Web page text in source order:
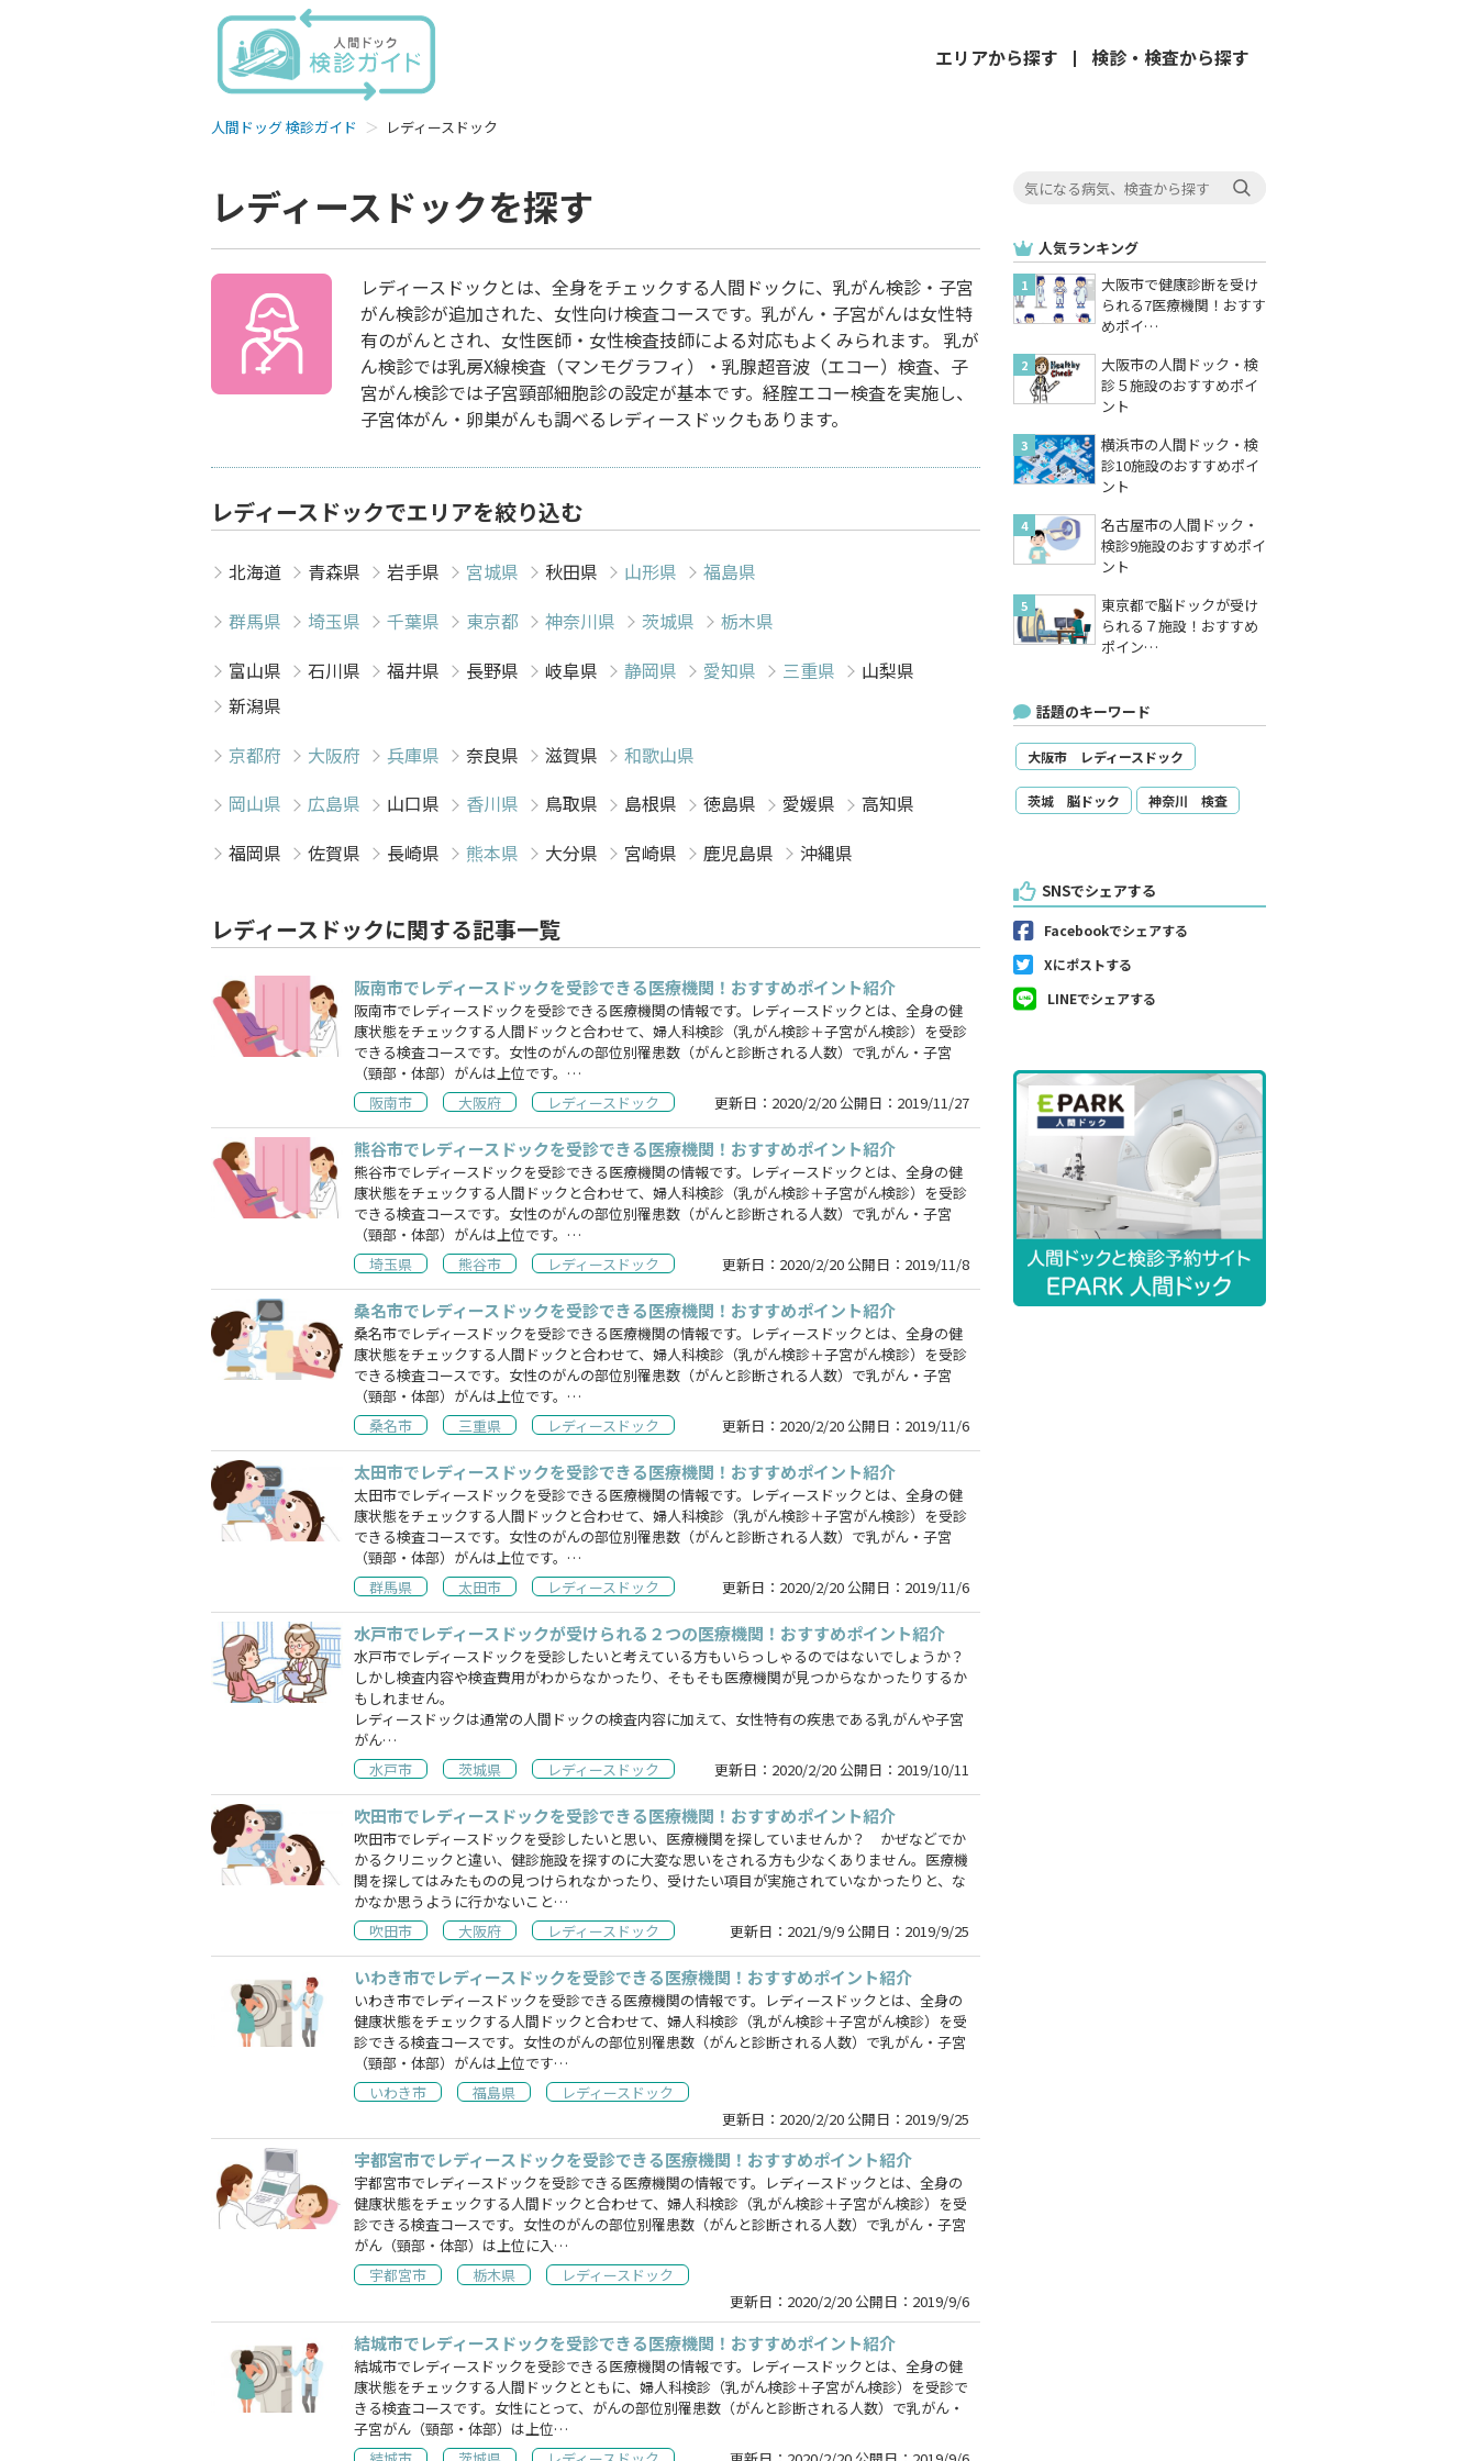
エリアから探す 検診・検査から探す
人間ドッグ 検診ガイド レディースドック
レディースドックを探す
レディースドックとは、全身をチェックする人間ドックに、乳がん検診・子宮
がん検診が追加された、女性向け検査コースです。乳がん・子宮がんは女性特
有のがんとされ、女性医師・女性検査技師による対応もよくみられます。 乳が
ん検診では乳房X線検査（マンモグラフィ）・乳腺超音波（エコー）検査、子
宮がん検診では子宮頸部細胞診の設定が基本です。経腟エコー検査を実施し、
子宮体がん・卵巣がんも調べるレディースドックもあります。
レディースドックでエリアを絞り込む
北海道 青森県 岩手県 宮城県 秋田県 山形県
福島県
群馬県
埼玉県 千葉県 東京都 神奈川県 茨城県
栃木県
富山県
石川県 福井県 長野県 岐阜県 静岡県 愛知県 三重県
山梨県
新潟県
京都府
大阪府 兵庫県 奈良県 滋賀県
和歌山県
岡山県
広島県 山口県 香川県 鳥取県 島根県 徳島県 愛媛県
高知県
福岡県
佐賀県 長崎県 熊本県 大分県 宮崎県 鹿児島県 沖縄県
レディースドックに関する記事一覧
阪南市でレディースドックを受診できる医療機関！おすすめポイント紹介
阪南市でレディースドックを受診できる医療機関の情報です。レディースドックとは、全身の健
康状態をチェックする人間ドックと合わせて、婦人科検診（乳がん検診＋子宮がん検診）を受診
できる検査コースです。女性のがんの部位別罹患数（がんと診断される人数）で乳がん・子宮
（頸部・体部）がんは上位です。…
阪南市
大阪府 レディースドック 更新日： 2020/2/20 公開日： 2019/11/27
熊谷市でレディースドックを受診できる医療機関！おすすめポイント紹介
熊谷市でレディースドックを受診できる医療機関の情報です。レディースドックとは、全身の健
康状態をチェックする人間ドックと合わせて、婦人科検診（乳がん検診＋子宮がん検診）を受診
できる検査コースです。女性のがんの部位別罹患数（がんと診断される人数）で乳がん・子宮
（頸部・体部）がんは上位です。…
埼玉県
熊谷市 レディースドック 更新日： 2020/2/20 公開日： 2019/11/8
桑名市でレディースドックを受診できる医療機関！おすすめポイント紹介
桑名市でレディースドックを受診できる医療機関の情報です。レディースドックとは、全身の健
康状態をチェックする人間ドックと合わせて、婦人科検診（乳がん検診＋子宮がん検診）を受診
できる検査コースです。女性のがんの部位別罹患数（がんと診断される人数）で乳がん・子宮
（頸部・体部）がんは上位です。…
桑名市
三重県 レディースドック 更新日： 2020/2/20 公開日： 2019/11/6
太田市でレディースドックを受診できる医療機関！おすすめポイント紹介
太田市でレディースドックを受診できる医療機関の情報です。レディースドックとは、全身の健
康状態をチェックする人間ドックと合わせて、婦人科検診（乳がん検診＋子宮がん検診）を受診
できる検査コースです。女性のがんの部位別罹患数（がんと診断される人数）で乳がん・子宮
（頸部・体部）がんは上位です。…
群馬県
太田市 レディースドック 更新日： 2020/2/20 公開日： 2019/11/6
水戸市でレディースドックが受けられる２つの医療機関！おすすめポイント紹介
水戸市でレディースドックを受診したいと考えている方もいらっしゃるのではないでしょうか？
しかし検査内容や検査費用がわからなかったり、そもそも医療機関が見つからなかったりするか
もしれません。
レディースドックは通常の人間ドックの検査内容に加えて、女性特有の疾患である乳がんや子宮
がん…
水戸市
茨城県 レディースドック 更新日： 2020/2/20 公開日： 2019/10/11
吹田市でレディースドックを受診できる医療機関！おすすめポイント紹介
吹田市でレディースドックを受診したいと思い、医療機関を探していませんか？ かぜなどでか
かるクリニックと違い、健診施設を探すのに大変な思いをされる方も少なくありません。医療機
関を探してはみたものの見つけられなかったり、受けたい項目が実施されていなかったりと、な
かなか思うように行かないこと…
吹田市
大阪府 レディースドック 更新日： 2021/9/9 公開日： 2019/9/25
いわき市でレディースドックを受診できる医療機関！おすすめポイント紹介
いわき市でレディースドックを受診できる医療機関の情報です。レディースドックとは、全身の
健康状態をチェックする人間ドックと合わせて、婦人科検診（乳がん検診＋子宮がん検診）を受
診できる検査コースです。女性のがんの部位別罹患数（がんと診断される人数）で乳がん・子宮
（頸部・体部）がんは上位です…
いわき市
福島県
レディースドック
更新日： 2020/2/20 公開日： 2019/9/25
宇都宮市でレディースドックを受診できる医療機関！おすすめポイント紹介
宇都宮市でレディースドックを受診できる医療機関の情報です。レディースドックとは、全身の
健康状態をチェックする人間ドックと合わせて、婦人科検診（乳がん検診＋子宮がん検診）を受
診できる検査コースです。女性のがんの部位別罹患数（がんと診断される人数）で乳がん・子宮
がん（頸部・体部）は上位に入…
宇都宮市
栃木県
レディースドック
更新日： 2020/2/20 公開日： 2019/9/6
結城市でレディースドックを受診できる医療機関！おすすめポイント紹介
結城市でレディースドックを受診できる医療機関の情報です。レディースドックとは、全身の健
康状態をチェックする人間ドックとともに、婦人科検診（乳がん検診＋子宮がん検診）を受診で
きる検査コースです。女性にとって、がんの部位別罹患数（がんと診断される人数）で乳がん・
子宮がん（頸部・体部）は上位…
人気ランキング
大阪市で健康診断を受け
られる7医療機関！おすす
めポイ…
大阪市の人間ドック・検
診５施設のおすすめポイ
ント
横浜市の人間ドック・検
診10施設のおすすめポイ
ント
名古屋市の人間ドック・
検診9施設のおすすめポイ
ント
東京都で脳ドックが受け
られる７施設！おすすめ
ポイン…
話題のキーワード
大阪市 レディースドック
茨城 脳ドック 神奈川 検査
SNSでシェアする
Facebookでシェアする
Xにポストする
LINEでシェアする